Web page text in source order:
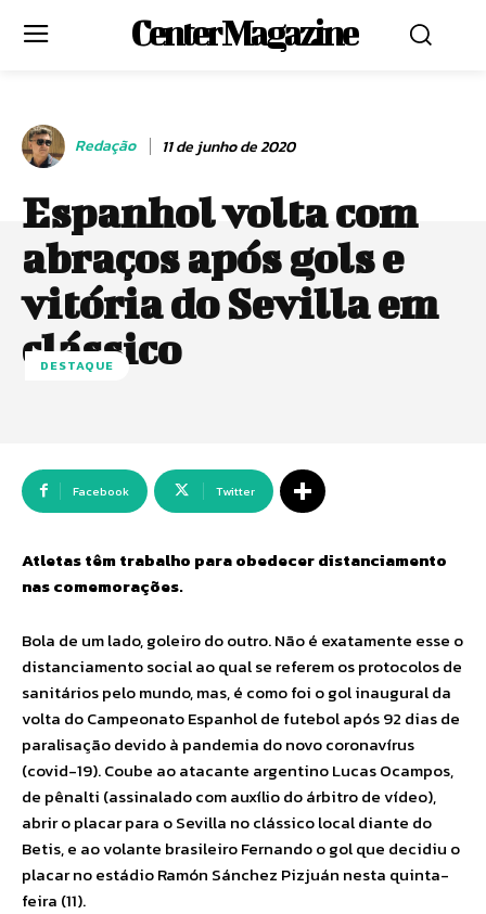
Center Magazine
Redação 11 de junho de 2020
Espanhol volta com
abraços após gols e
vitória do Sevilla em
clássico
DESTAQUE
Facebook Twitter
Atletas têm trabalho para obedecer distanciamento
nas comemorações.
Bola de um lado, goleiro do outro. Não é exatamente esse o
distanciamento social ao qual se referem os protocolos de
sanitários pelo mundo, mas, é como foi o gol inaugural da
volta do Campeonato Espanhol de futebol após 92 dias de
paralisação devido à pandemia do novo coronavírus
(covid-19). Coube ao atacante argentino Lucas Ocampos,
de pênalti (assinalado com auxílio do árbitro de vídeo),
abrir o placar para o Sevilla no clássico local diante do
Betis, e ao volante brasileiro Fernando o gol que decidiu o
placar no estádio Ramón Sánchez Pizjuán nesta quinta-
feira (11).